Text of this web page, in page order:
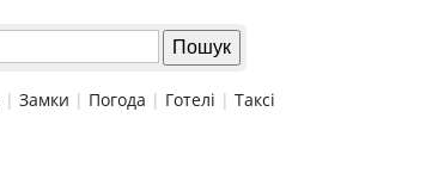
| Замки | Погода | Готелі | Таксі